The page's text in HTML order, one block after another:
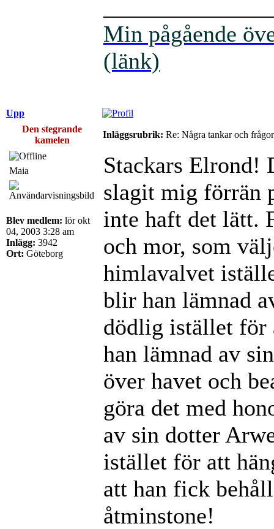
Min pågående
(länk)
Upp
Den stegrande
kamelen
Inläggsrubrik: Re: Några tankar och
Maia
Blev medlem: lör okt
04, 2003 3:28 am
Inlägg: 3942
Ort: Göteborg
Stackars Elrond!
slagit mig förrän
inte haft det lätt.
och mor, som
himlavalvet
blir han lämnad
dödlig istället för
han lämnad av
över havet och
göra det med
av sin dotter
istället för att
att han fick
åtminstone!